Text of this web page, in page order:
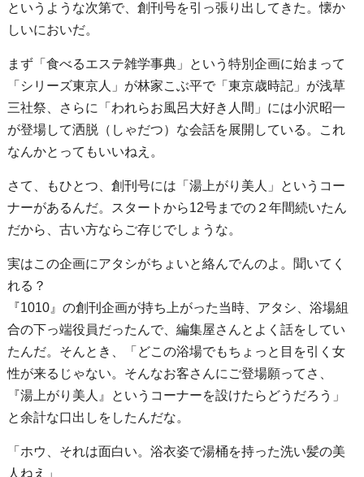
というような次第で、創刊号を引っ張り出してきた。懐か
しいにおいだ。
まず「食べるエステ雑学事典」という特別企画に始まって
「シリーズ東京人」が林家こぶ平で「東京歳時記」が浅草
三社祭、さらに「われらお風呂大好き人間」には小沢昭一
が登場して洒脱（しゃだつ）な会話を展開している。これ
なんかとってもいいねえ。
さて、もひとつ、創刊号には「湯上がり美人」というコー
ナーがあるんだ。スタートから12号までの２年間続いたん
だから、古い方ならご存じでしょうな。
実はこの企画にアタシがちょいと絡んでんのよ。聞いてく
れる？
『1010』の創刊企画が持ち上がった当時、アタシ、浴場組
合の下っ端役員だったんで、編集屋さんとよく話をしてい
たんだ。そんとき、「どこの浴場でもちょっと目を引く女
性が来るじゃない。そんなお客さんにご登場願ってさ、
『湯上がり美人』というコーナーを設けたらどうだろう」
と余計な口出しをしたんだな。
「ホウ、それは面白い。浴衣姿で湯桶を持った洗い髪の美
人ねえ」